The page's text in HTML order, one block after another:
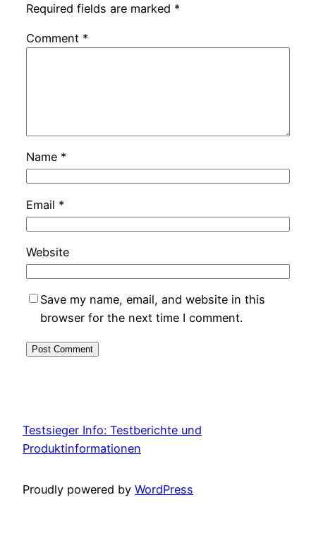
Required fields are marked *
Comment *
Name *
Email *
Website
Save my name, email, and website in this
browser for the next time I comment.
Testsieger Info: Testberichte und
Produktinformationen
Proudly powered by WordPress